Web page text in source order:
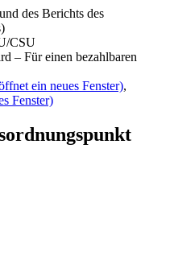
des Berichts des
CSU
– Für einen bezahlbaren
ein neues Fenster),
Fenster)